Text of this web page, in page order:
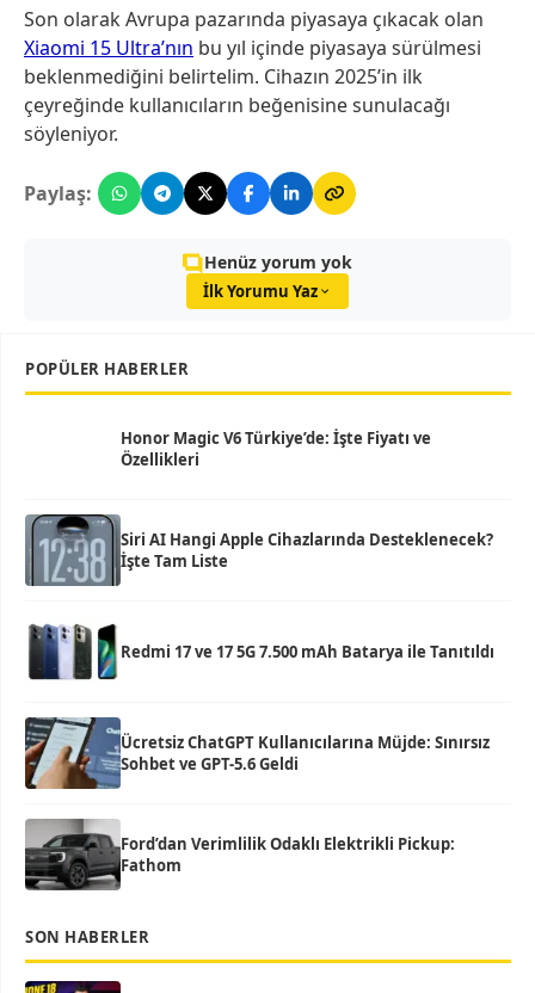
Son olarak Avrupa pazarında piyasaya çıkacak olan
Xiaomi 15 Ultra’nın bu yıl içinde piyasaya sürülmesi
beklenmediğini belirtelim. Cihazın 2025’in ilk
çeyreğinde kullanıcıların beğenisine sunulacağı
söyleniyor.
Paylaş:
Henüz yorum yok
İlk Yorumu Yaz
POPÜLER HABERLER
Honor Magic V6 Türkiye’de: İşte Fiyatı ve
Özellikleri
Siri AI Hangi Apple Cihazlarında Desteklenecek?
İşte Tam Liste
Redmi 17 ve 17 5G 7.500 mAh Batarya ile Tanıtıldı
Ücretsiz ChatGPT Kullanıcılarına Müjde: Sınırsız
Sohbet ve GPT-5.6 Geldi
Ford’dan Verimlilik Odaklı Elektrikli Pickup:
Fathom
SON HABERLER